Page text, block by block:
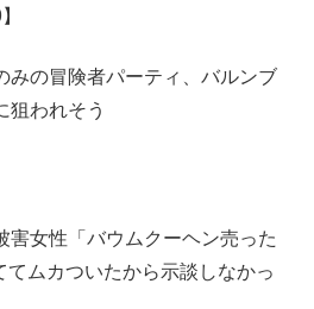
みの冒険者パーティ、バルンブ
狙われそう
害女性「バウムクーヘン売った
てムカついたから示談しなかっ